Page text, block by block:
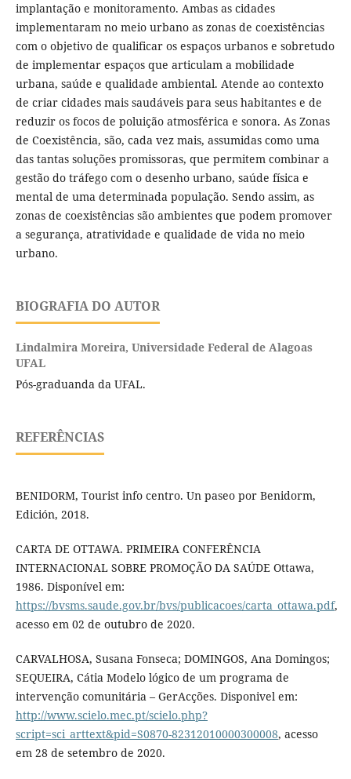
implantação e monitoramento. Ambas as cidades
implementaram no meio urbano as zonas de coexistências
com o objetivo de qualificar os espaços urbanos e sobretudo
de implementar espaços que articulam a mobilidade
urbana, saúde e qualidade ambiental. Atende ao contexto
de criar cidades mais saudáveis para seus habitantes e de
reduzir os focos de poluição atmosférica e sonora. As Zonas
de Coexistência, são, cada vez mais, assumidas como uma
das tantas soluções promissoras, que permitem combinar a
gestão do tráfego com o desenho urbano, saúde física e
mental de uma determinada população. Sendo assim, as
zonas de coexistências são ambientes que podem promover
a segurança, atratividade e qualidade de vida no meio
urbano.
BIOGRAFIA DO AUTOR
Lindalmira Moreira, Universidade Federal de Alagoas
UFAL
Pós-graduanda da UFAL.
REFERÊNCIAS
BENIDORM, Tourist info centro. Un paseo por Benidorm,
Edición, 2018.
CARTA DE OTTAWA. PRIMEIRA CONFERÊNCIA
INTERNACIONAL SOBRE PROMOÇÃO DA SAÚDE Ottawa,
1986. Disponível em:
https://bvsms.saude.gov.br/bvs/publicacoes/carta_ottawa.pdf,
acesso em 02 de outubro de 2020.
CARVALHOSA, Susana Fonseca; DOMINGOS, Ana Domingos;
SEQUEIRA, Cátia Modelo lógico de um programa de
intervenção comunitária – GerAcções. Disponivel em:
http://www.scielo.mec.pt/scielo.php?
script=sci_arttext&pid=S0870-82312010000300008, acesso
em 28 de setembro de 2020.